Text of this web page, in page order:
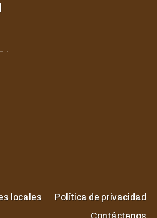
locales
Política de privacidad
Contáctenos